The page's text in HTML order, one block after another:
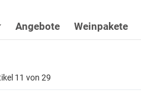
Angebote Weinpakete
11 von 29